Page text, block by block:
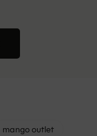
mango outlet